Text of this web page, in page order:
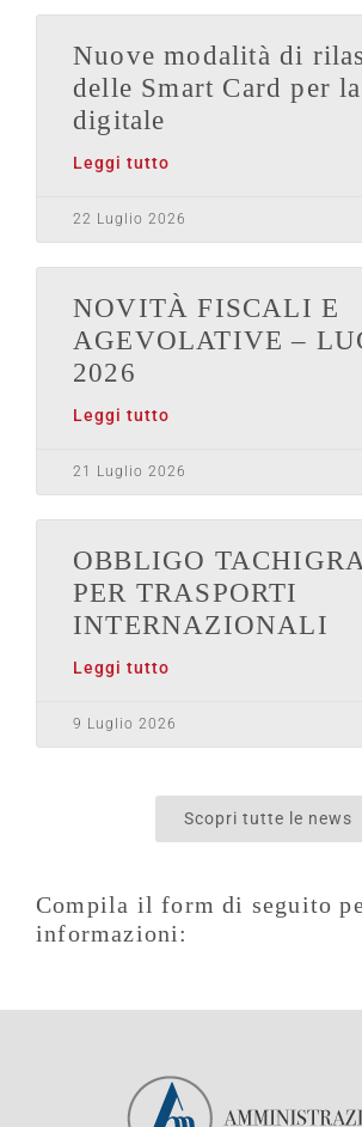
Nuove modalità di
delle Smart Card per
digitale
Leggi tutto
22 Luglio 2026
NOVITÀ FISCALI E
AGEVOLATIVE –
2026
Leggi tutto
21 Luglio 2026
OBBLIGO
PER TRASPORTI
INTERNAZIONALI
Leggi tutto
9 Luglio 2026
Scopri tutte le news
Compila il form di seguito
informazioni: